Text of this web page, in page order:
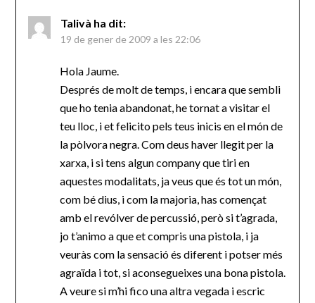
Talivà ha dit:
19 de gener de 2009 a les 22:06
Hola Jaume.
Després de molt de temps, i encara que sembli
que ho tenia abandonat, he tornat a visitar el
teu lloc, i et felicito pels teus inicis en el món de
la pòlvora negra. Com deus haver llegit per la
xarxa, i si tens algun company que tiri en
aquestes modalitats, ja veus que és tot un món,
com bé dius, i com la majoria, has començat
amb el revólver de percussió, però si t’agrada,
jo t’animo a que et compris una pistola, i ja
veuràs com la sensació és diferent i potser més
agraïda i tot, si aconsegueixes una bona pistola.
A veure si m’hi fico una altra vegada i escric